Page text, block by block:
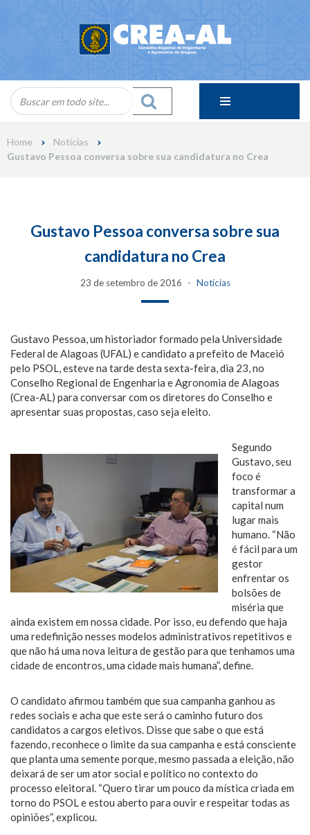
Home
Notícias
Gustavo Pessoa conversa sobre sua candidatura no Crea
Gustavo Pessoa conversa sobre sua
candidatura no Crea
23 de setembro de 2016 Notícias
Gustavo Pessoa, um historiador formado pela Universidade
Federal de Alagoas (UFAL) e candidato a prefeito de Maceió
pelo PSOL, esteve na tarde desta sexta-feira, dia 23, no
Conselho Regional de Engenharia e Agronomia de Alagoas
(Crea-AL) para conversar com os diretores do Conselho e
apresentar suas propostas, caso seja eleito.
Segundo
Gustavo, seu
foco é
transformar a
capital num
lugar mais
humano. “Não
é fácil para um
gestor
enfrentar os
bolsões de
miséria que
ainda existem em nossa cidade. Por isso, eu defendo que haja
uma redefinição nesses modelos administrativos repetitivos e
que não há uma nova leitura de gestão para que tenhamos uma
cidade de encontros, uma cidade mais humana”, define.
O candidato afirmou também que sua campanha ganhou as
redes sociais e acha que este será o caminho futuro dos
candidatos a cargos eletivos. Disse que sabe o que está
fazendo, reconhece o limite da sua campanha e está consciente
que planta uma semente porque, mesmo passada a eleição, não
deixará de ser um ator social e político no contexto do
processo eleitoral. “Quero tirar um pouco da mística criada em
torno do PSOL e estou aberto para ouvir e respeitar todas as
opiniões”, explicou.